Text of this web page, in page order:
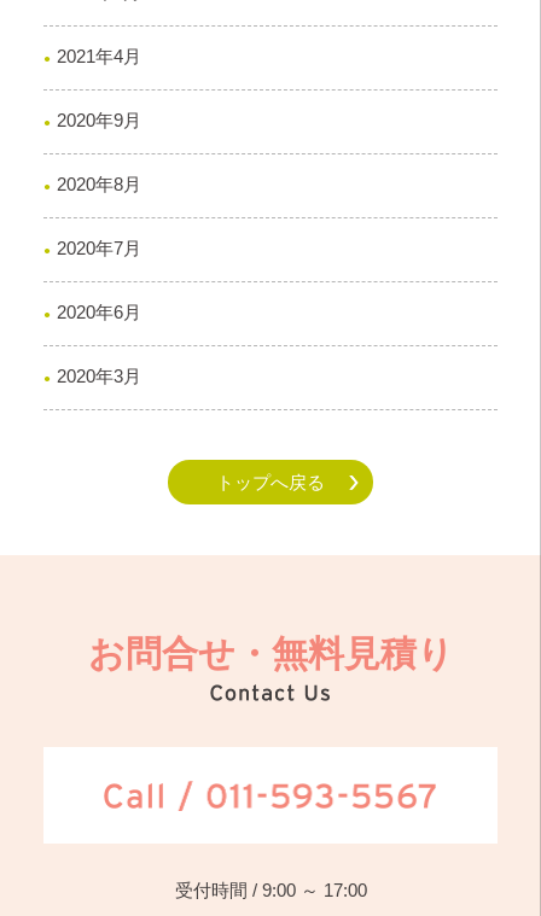
2021年4月
2020年9月
2020年8月
2020年7月
2020年6月
2020年3月
トップへ戻る
お問合せ・無料見積り
受付時間 / 9:00 ～ 17:00